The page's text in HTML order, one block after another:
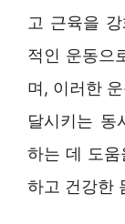
고 근육을
적인 운동으
며, 이러한
달시키는 동
하는 데 도움
하고 건강한